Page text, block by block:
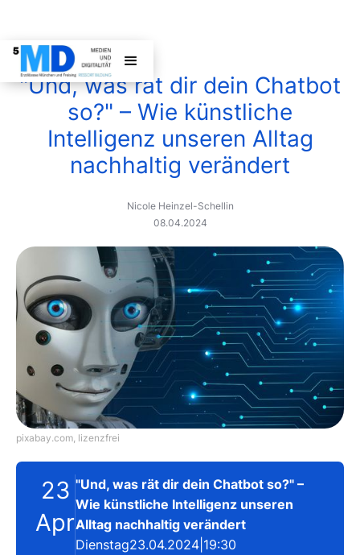
"Und, was rät dir dein Chatbot
so?" – Wie künstliche
Intelligenz unseren Alltag
nachhaltig verändert
Nicole Heinzel-Schellin
08.04.2024
pixabay.com, lizenzfrei
23
Apr
"Und, was rät dir dein Chatbot so?" –
Wie künstliche Intelligenz unseren
Alltag nachhaltig verändert
Dienstag23.04.2024| 19:30